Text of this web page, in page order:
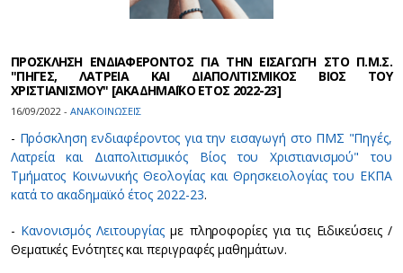
ΠΡΟΣΚΛΗΣΗ ΕΝΔΙΑΦΕΡΟΝΤΟΣ ΓΙΑ ΤΗΝ ΕΙΣΑΓΩΓΗ ΣΤΟ Π.Μ.Σ.
"ΠΗΓΕΣ, ΛΑΤΡΕΙΑ ΚΑΙ ΔΙΑΠΟΛΙΤΙΣΜΙΚΟΣ ΒΙΟΣ ΤΟΥ
ΧΡΙΣΤΙΑΝΙΣΜΟΥ" [ΑΚΑΔΗΜΑΪΚΟ ΕΤΟΣ 2022-23]
16/09/2022 - ΑΝΑΚΟΙΝΩΣΕΙΣ
- Πρόσκληση ενδιαφέροντος για την εισαγωγή στο ΠΜΣ "Πηγές,
Λατρεία και Διαπολιτισμικός Βίος του Χριστιανισμού" του
Τμήματος Κοινωνικής Θεολογίας και Θρησκειολογίας του ΕΚΠΑ
κατά το ακαδημαϊκό έτος 2022-23.
- Κανονισμός Λειτουργίας με πληροφορίες για τις Ειδικεύσεις /
Θεματικές Ενότητες και περιγραφές μαθημάτων.